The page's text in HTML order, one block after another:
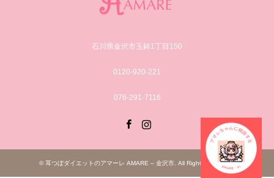
石川県金沢市玉鉾1丁目150
0120-920-221
076-291-7116
©耳つぼダイエットのアマーレ AMARE – 金沢市. All Rights Reserved.